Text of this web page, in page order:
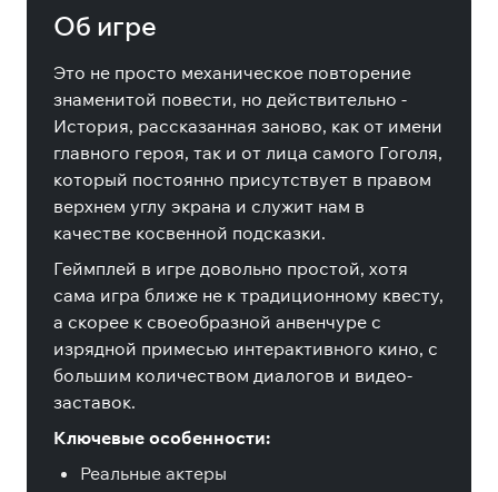
Об игре
Это не просто механическое повторение
знаменитой повести, но действительно -
История, рассказанная заново, как от имени
главного героя, так и от лица самого Гоголя,
который постоянно присутствует в правом
верхнем углу экрана и служит нам в
качестве косвенной подсказки.
Геймплей в игре довольно простой, хотя
сама игра ближе не к традиционному квесту,
а скорее к своеобразной анвенчуре с
изрядной примесью интерактивного кино, с
большим количеством диалогов и видео-
заставок.
Ключевые особенности:
Реальные актеры